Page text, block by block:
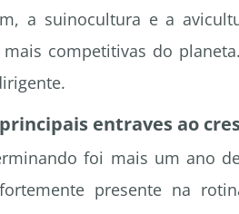
a suinocultura e a
mais competitivas do
entraves ao
foi mais um ano
presente na